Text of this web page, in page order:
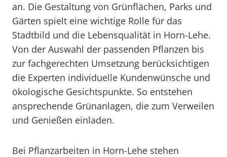
an. Die Gestaltung von Grünflächen, Parks und
Gärten spielt eine wichtige Rolle für das
Stadtbild und die Lebensqualität in Horn-Lehe.
Von der Auswahl der passenden Pflanzen bis
zur fachgerechten Umsetzung berücksichtigen
die Experten individuelle Kundenwünsche und
ökologische Gesichtspunkte. So entstehen
ansprechende Grünanlagen, die zum Verweilen
und Genießen einladen.
Bei Pflanzarbeiten in Horn-Lehe stehen